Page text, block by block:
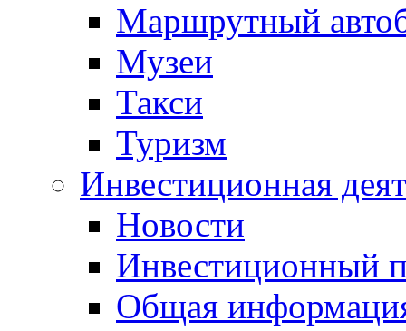
Маршрутный
Музеи
Такси
Туризм
Инвестиционная
Новости
Инвестиционный
Общая